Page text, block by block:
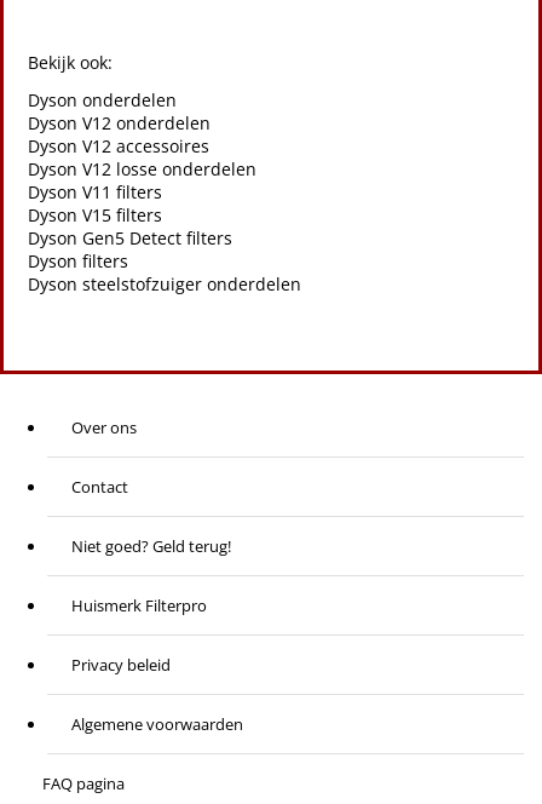
Bekijk ook:
Dyson onderdelen
Dyson V12 onderdelen
Dyson V12 accessoires
Dyson V12 losse onderdelen
Dyson V11 filters
Dyson V15 filters
Dyson Gen5 Detect filters
Dyson filters
Dyson steelstofzuiger onderdelen
Over ons
Contact
Niet goed? Geld terug!
Huismerk Filterpro
Privacy beleid
Algemene voorwaarden
FAQ pagina